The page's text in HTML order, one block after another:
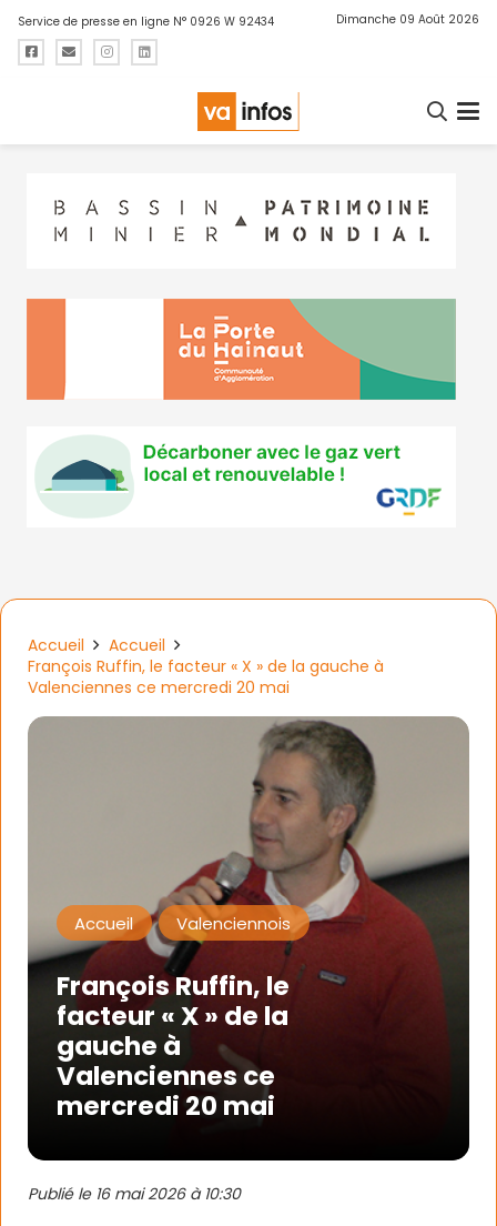
Service de presse en ligne N° 0926 W 92434 Dimanche 09 Août 2026
Accueil
Accueil
François Ruffin, le facteur « X » de la gauche à
Valenciennes ce mercredi 20 mai
Accueil Valenciennois
François Ruffin, le
facteur « X » de la
gauche à
Valenciennes ce
mercredi 20 mai
Publié le 16 mai 2026 à 10:30